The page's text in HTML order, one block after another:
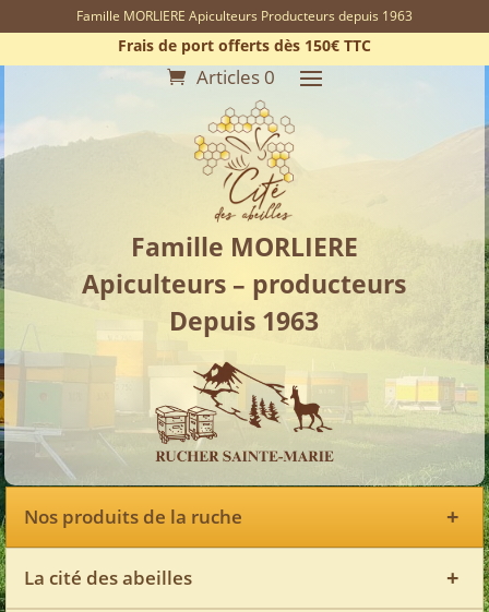
Famille MORLIERE Apiculteurs Producteurs depuis 1963
Frais de port offerts dès 150€ TTC
Articles 0
Famille MORLIERE
Apiculteurs – producteurs
Depuis 1963
Nos produits de la ruche +
La cité des abeilles +